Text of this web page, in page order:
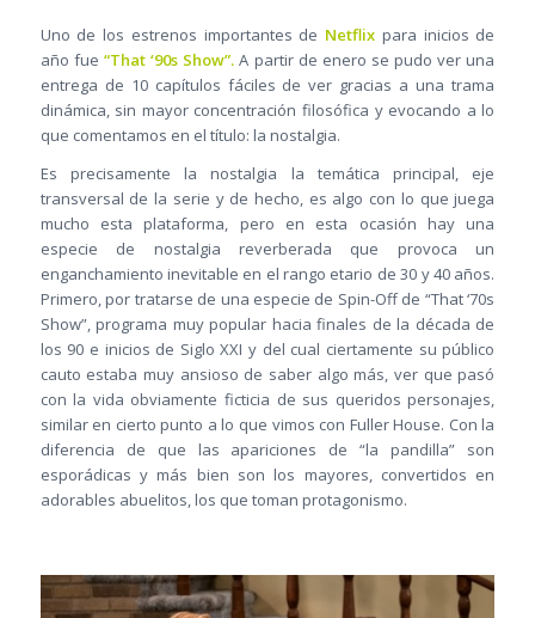
Uno de los estrenos importantes de Netflix para inicios de
año fue “That ‘90s Show”. A partir de enero se pudo ver una
entrega de 10 capítulos fáciles de ver gracias a una trama
dinámica, sin mayor concentración filosófica y evocando a lo
que comentamos en el título: la nostalgia.
Es precisamente la nostalgia la temática principal, eje
transversal de la serie y de hecho, es algo con lo que juega
mucho esta plataforma, pero en esta ocasión hay una
especie de nostalgia reverberada que provoca un
enganchamiento inevitable en el rango etario de 30 y 40 años.
Primero, por tratarse de una especie de Spin-Off de “That ‘70s
Show”, programa muy popular hacia finales de la década de
los 90 e inicios de Siglo XXI y del cual ciertamente su público
cauto estaba muy ansioso de saber algo más, ver que pasó
con la vida obviamente ficticia de sus queridos personajes,
similar en cierto punto a lo que vimos con Fuller House. Con la
diferencia de que las apariciones de “la pandilla” son
esporádicas y más bien son los mayores, convertidos en
adorables abuelitos, los que toman protagonismo.